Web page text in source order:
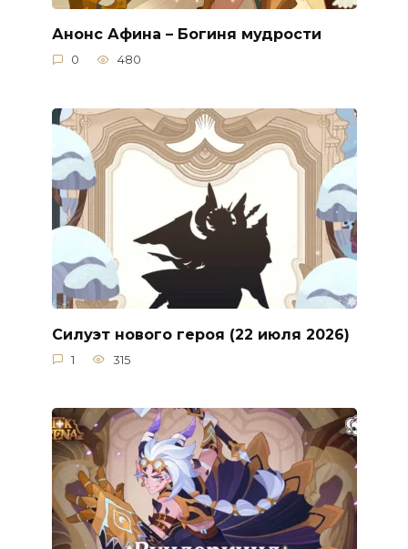
Анонс Афина – Богиня мудрости
0 480
Силуэт нового героя (22 июля 2026)
1 315